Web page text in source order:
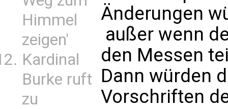
Himmel
zeigen'
Kardinal
Burke ruft
zu
Änderungen
 außer wenn
den Messen
Dann würden
Vorschriften